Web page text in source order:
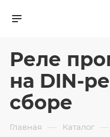
Реле
на DIN-
сборе
Главная — Каталог —